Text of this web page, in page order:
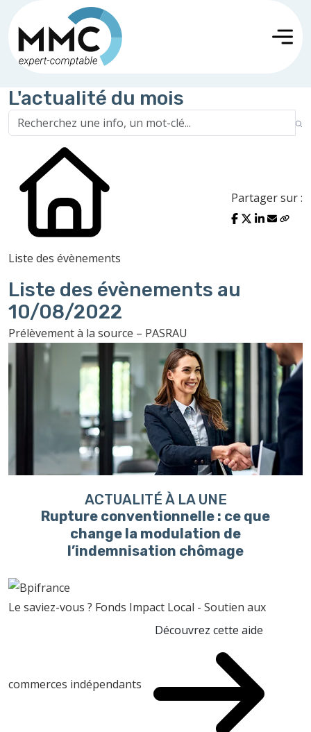
L'actualité du mois
Liste des évènements
Partager sur :
Liste des évènements au
10/08/2022
Prélèvement à la source – PASRAU
ACTUALITÉ À LA UNE
Rupture conventionnelle : ce que
change la modulation de
l’indemnisation chômage
Le saviez-vous ? Fonds Impact Local - Soutien aux
commerces indépendants
Découvrez cette aide